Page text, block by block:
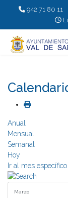
942 71 80 11
Anual
Mensual
Semanal
Hoy
Ir al mes específico